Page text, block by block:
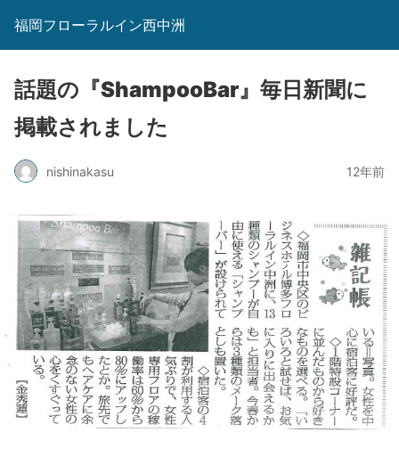
福岡フローラルイン西中洲
話題の『ShampooBar』毎日新聞に
掲載されました
nishinakasu 12年前